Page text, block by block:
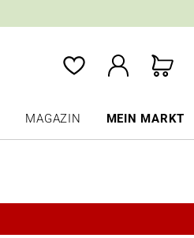
MAGAZIN MEIN MARKT